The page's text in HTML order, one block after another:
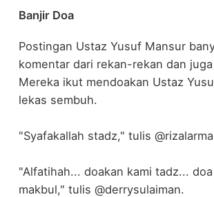
Banjir Doa
Postingan Ustaz Yusuf Mansur
komentar dari rekan-rekan dan
Mereka ikut mendoakan Ustaz
lekas sembuh.
"Syafakallah stadz," tulis
"Alfatihah... doakan kami tadz...
makbul," tulis @derrysulaiman.